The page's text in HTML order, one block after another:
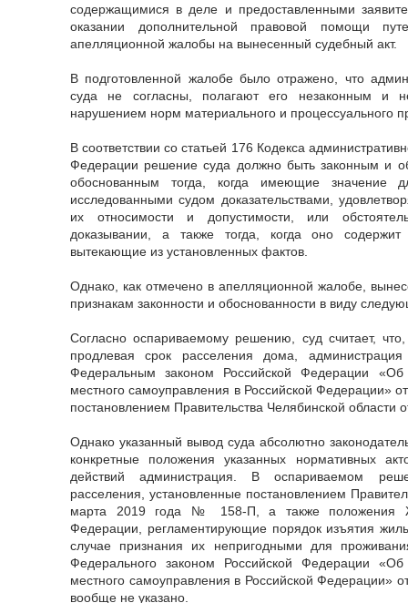
содержащимися в деле и предоставленными
оказании дополнительной правовой помощи
апелляционной жалобы на вынесенный судебный акт.
В подготовленной жалобе было отражено, что
суда не согласны, полагают его незаконным и
нарушением норм материального и процессуального
В соответствии со статьей 176 Кодекса
Федерации решение суда должно быть законным и
обоснованным тогда, когда имеющие значение
исследованными судом доказательствами,
их относимости и допустимости, или
доказывании, а также тогда, когда оно
вытекающие из установленных фактов.
Однако, как отмечено в апелляционной жалобе,
признакам законности и обоснованности в виду
Согласно оспариваемому решению, суд считает,
продлевая срок расселения дома, администрация
Федеральным законом Российской Федерации
местного самоуправления в Российской Федерации»
постановлением Правительства Челябинской
Однако указанный вывод суда абсолютно
конкретные положения указанных нормативных
действий администрация. В оспариваемом
расселения, установленные постановлением
марта 2019 года № 158-П, а также положения
Федерации, регламентирующие порядок изъятия
случае признания их непригодными для
Федерального законом Российской Федерации
местного самоуправления в Российской Федерации»
вообще не указано.